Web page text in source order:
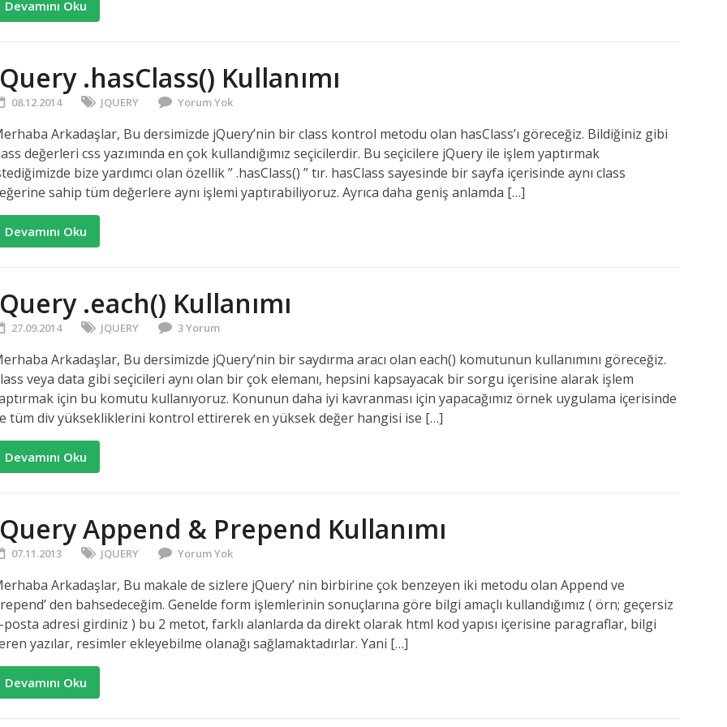
Devamını Oku
.hasClass() Kullanımı
08.12.2014 JQUERY Yorum Yok
Arkadaşlar, Bu dersimizde jQuery’nin bir class kontrol metodu olan hasClass’ı göreceğiz. Bildiğiniz gibi
değerleri css yazımında en çok kullandığımız seçicilerdir. Bu seçicilere jQuery ile işlem yaptırmak
bize yardımcı olan özellik ” .hasClass() ” tır. hasClass sayesinde bir sayfa içerisinde aynı class
sahip tüm değerlere aynı işlemi yaptırabiliyoruz. Ayrıca daha geniş anlamda […]
Devamını Oku
.each() Kullanımı
27.09.2014 JQUERY 3 Yorum
Arkadaşlar, Bu dersimizde jQuery’nin bir saydırma aracı olan each() komutunun kullanımını göreceğiz.
veya data gibi seçicileri aynı olan bir çok elemanı, hepsini kapsayacak bir sorgu içerisine alarak işlem
için bu komutu kullanıyoruz. Konunun daha iyi kavranması için yapacağımız örnek uygulama içerisinde
tüm div yüksekliklerini kontrol ettirerek en yüksek değer hangisi ise […]
Devamını Oku
Append & Prepend Kullanımı
07.11.2013 JQUERY Yorum Yok
Arkadaşlar, Bu makale de sizlere jQuery’ nin birbirine çok benzeyen iki metodu olan Append ve
den bahsedeceğim. Genelde form işlemlerinin sonuçlarına göre bilgi amaçlı kullandığımız ( örn; geçersiz
posta adresi girdiniz ) bu 2 metot, farklı alanlarda da direkt olarak html kod yapısı içerisine paragraflar, bilgi
yazılar, resimler ekleyebilme olanağı sağlamaktadırlar. Yani […]
Devamını Oku